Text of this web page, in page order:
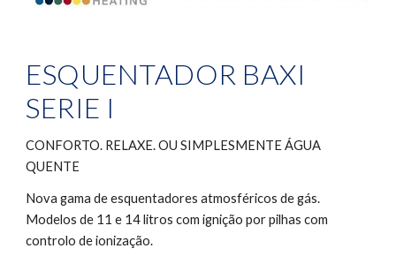
ESQUENTADOR BAXI
SERIE I
CONFORTO. RELAXE. OU SIMPLESMENTE ÁGUA
QUENTE
Nova gama de esquentadores atmosféricos de gás.
Modelos de 11 e 14 litros com ignição por pilhas com
controlo de ionização.